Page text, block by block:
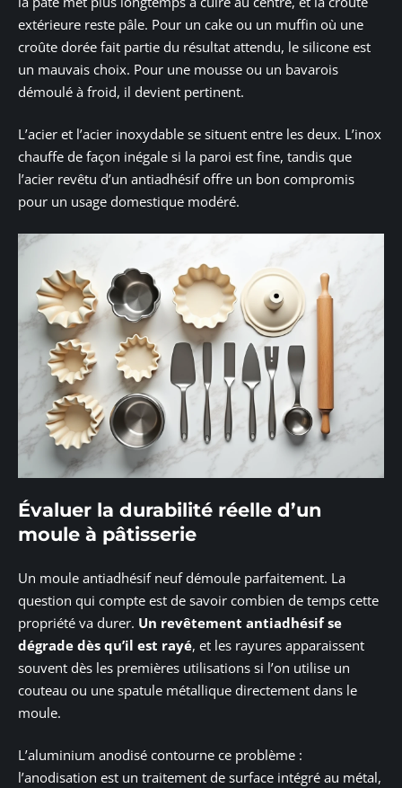
extérieure reste pâle. Pour un cake ou un muffin où une
croûte dorée fait partie du résultat attendu, le silicone est
un mauvais choix. Pour une mousse ou un bavarois
démoulé à froid, il devient pertinent.
L’acier et l’acier inoxydable se situent entre les deux. L’inox
chauffe de façon inégale si la paroi est fine, tandis que
l’acier revêtu d’un antiadhésif offre un bon compromis
pour un usage domestique modéré.
Évaluer la durabilité réelle d’un
moule à pâtisserie
Un moule antiadhésif neuf démoule parfaitement. La
question qui compte est de savoir combien de temps cette
propriété va durer. Un revêtement antiadhésif se
dégrade dès qu’il est rayé, et les rayures apparaissent
souvent dès les premières utilisations si l’on utilise un
couteau ou une spatule métallique directement dans le
moule.
L’aluminium anodisé contourne ce problème :
l’anodisation est un traitement de surface intégré au métal,